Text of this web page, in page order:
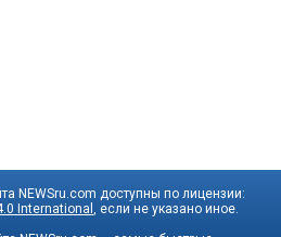
NEWSru.com доступны по лицензии:
International
, если не указано иное.